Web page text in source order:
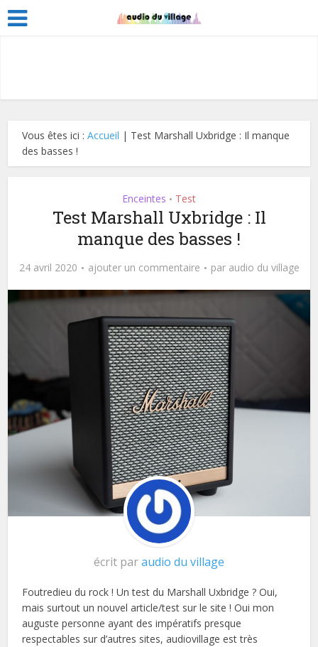
Vous êtes ici :Accueil | Test Marshall Uxbridge : Il manque
des basses !
Enceintes • Test
Test Marshall Uxbridge : Il
manque des basses !
24 avril 2020 ajouter un commentaire par audio du village
écrit paraudio du village
Foutredieu du rock ! Un test du Marshall Uxbridge ? Oui,
mais surtout un nouvel article/test sur le site ! Oui mon
auguste personne ayant des impératifs presque
respectables sur d’autres sites, audiovillage est très